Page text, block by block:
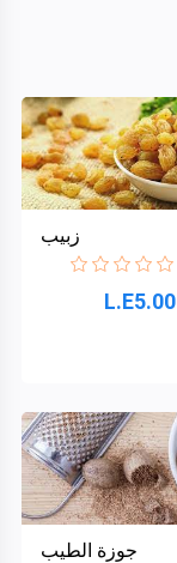
زبيب
L.E5.00
جوزة الطيب